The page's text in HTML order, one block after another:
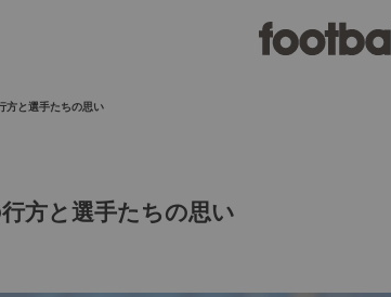
方と選手たちの思い
方と選手たちの思い